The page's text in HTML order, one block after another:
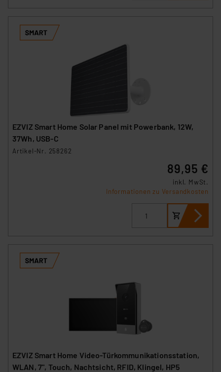
EZVIZ Smart Home Solar Panel mit Powerbank, 12W,
37Wh, USB-C
Artikel-Nr. 258262
89,95 €
inkl. MwSt.
Informationen zu Versandkosten
EZVIZ Smart Home Video-Türkommunikationsstation,
WLAN, 7", Touch, Nachtsicht, RFID, Klingel, HP5